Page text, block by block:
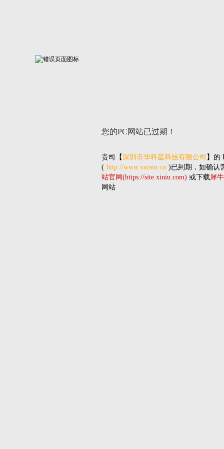
您的PC网站已过期！
贵司 【深圳市华科星科技有限公司 】的
( http://www.vacsin.cn )已到期，如确认
站官网(https://site.xiniu.com) 或下载犀
网站